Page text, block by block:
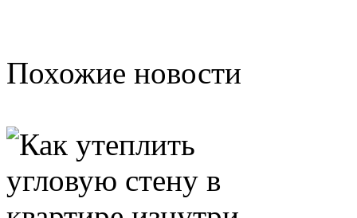
Похожие новости